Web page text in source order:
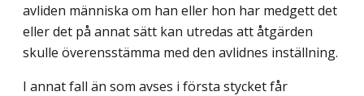
avliden människa om han eller hon har medgett det
eller det på annat sätt kan utredas att åtgärden
skulle överensstämma med den avlidnes inställning.
I annat fall än som avses i första stycket får